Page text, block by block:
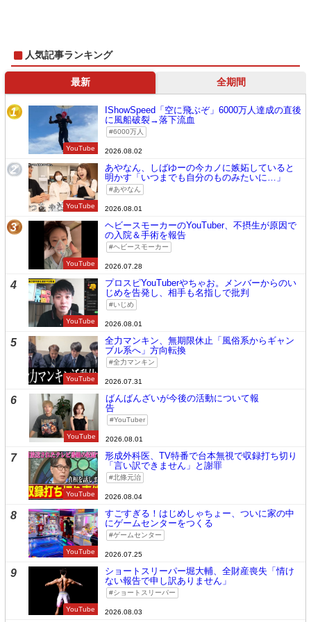
人気記事ランキング
最新 全期間
1
YouTube
IShowSpeed「空に飛ぶぞ」6000万人達成の直後
に風船破裂→落下流血
6000万人
2026.08.02
2
YouTube
あやなん、しばゆーの今カノに嫉妬していると
明かす「いつまでも自分のものみたいに…」
あやなん
2026.08.01
3
YouTube
ヘビースモーカーのYouTuber、不摂生が原因で
の入院＆手術を報告
ヘビースモーカー
2026.07.28
4
YouTube
プロスピYouTuberやちゃお。メンバーからのい
じめを告発し、相手も名指しで批判
いじめ
2026.08.01
5
YouTube
全力マンキン、無期限休止「風俗系からギャン
ブル系へ」方向転換
全力マンキン
2026.07.31
6
YouTube
ばんばんざいが今後の活動について報
告
YouTuber
2026.08.01
7
YouTube
形成外科医、TV特番で台本無視で収録打ち切り
「言い訳できません」と謝罪
北條元治
2026.08.04
8
YouTube
すごすぎる！はじめしゃちょー、ついに家の中
にゲームセンターをつくる
ゲームセンター
2026.07.25
9
YouTube
ショートスリーパー堀大輔、全財産喪失「情け
ない報告で申し訳ありません」
ショートスリーパー
2026.08.03